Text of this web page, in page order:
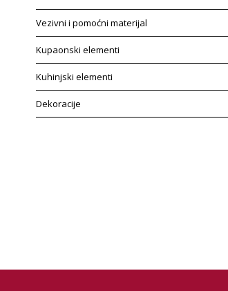
Vezivni i pomoćni materijal
Kupaonski elementi
Kuhinjski elementi
Dekoracije